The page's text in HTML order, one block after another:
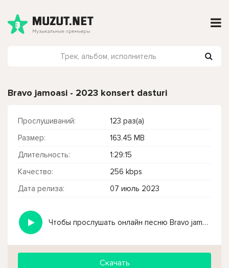
Bravo jamoasi - 2023 konsert dasturi
Прослушиваний:
123 раз(а)
Размер:
163.45 MB
Длительность:
1:29:15
Качество:
256 kbps
Дата релиза:
07 июль 2023
Чтобы прослушать онлайн песню Bravo jamoasi - 2023 konsert dasturi нажмите на кнопку плей с светом зелений
Скачать